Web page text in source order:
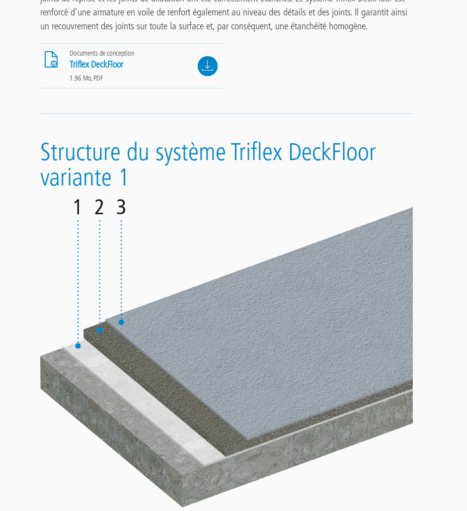
renforcé d'une armature en voile de renfort également au niveau des détails et des joints. Il garantit ainsi
un recouvrement des joints sur toute la surface et, par conséquent, une étanchéité homogène.
Documents de conception
Triflex DeckFloor File
1.96 Mo, PDF
Structure du système Triflex DeckFloor
variante 1